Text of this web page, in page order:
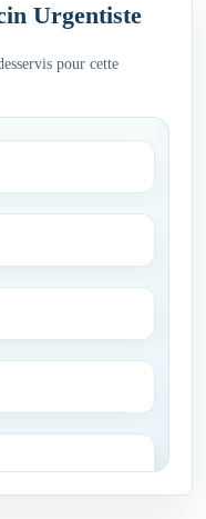
Urgentiste
pour cette